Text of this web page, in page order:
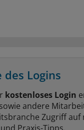
Logins
kostenloses Login
andere
Zugriff